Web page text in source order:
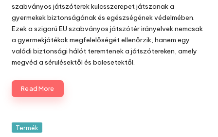
szabványos játszóterek kulcsszerepet játszanak a
gyermekek biztonságának és egészségének védelmében.
Ezek a szigorú EU szabványos játszótér irányelvek nemcsak
a gyermekjátékok megfelelőségét ellenőrzik, hanem egy
valódi biztonsági hálót teremtenek a játszótereken, amely
megvéd a sérülésektől és balesetektől.
Read More
Posted
Termék